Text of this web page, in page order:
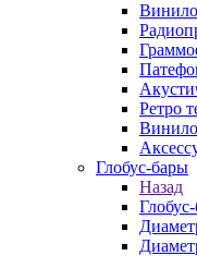
Ретро
Глобус-бары
Назад